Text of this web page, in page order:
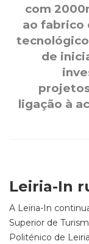
com
ao fabrico
de
ligação à
Leiria-In
A Leiria-In
Superior de
Politénico de